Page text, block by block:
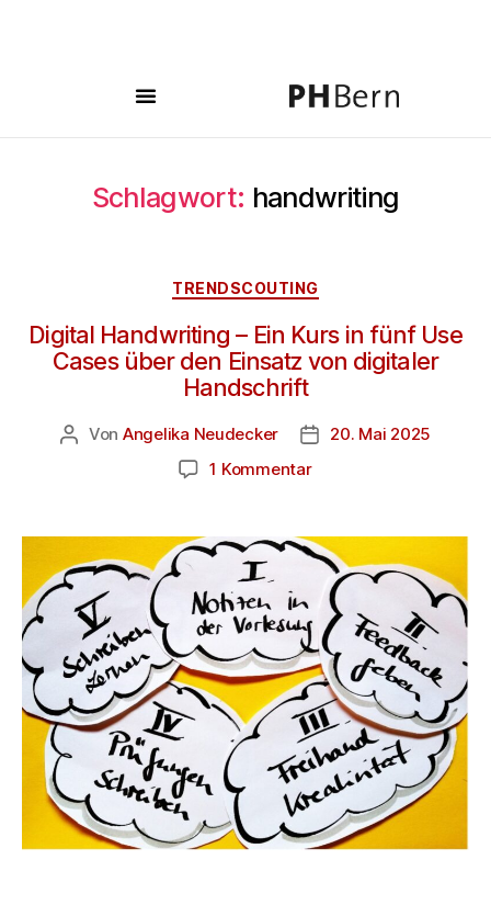
Schlagwort: handwriting
TRENDSCOUTING
Digital Handwriting – Ein Kurs in fünf Use
Cases über den Einsatz von digitaler
Handschrift
Von Angelika Neudecker
20. Mai 2025
1 Kommentar